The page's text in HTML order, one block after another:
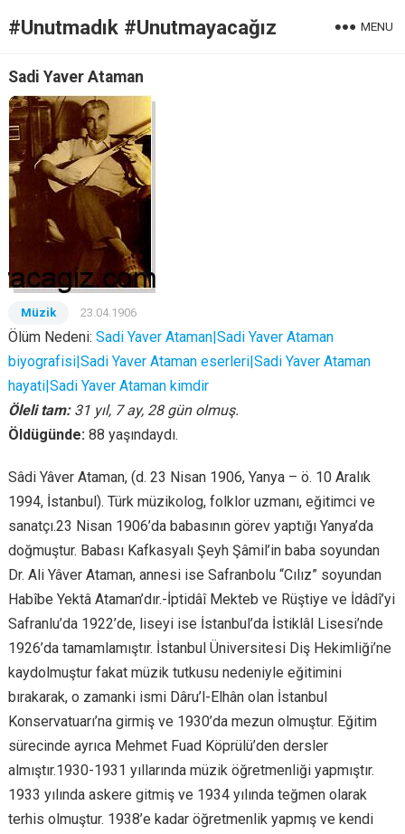
#Unutmadık #Unutmayacağız MENU
Sadi Yaver Ataman
Müzik 23.04.1906
Ölüm Nedeni: Sadi Yaver Ataman|Sadi Yaver Ataman
biyografisi|Sadi Yaver Ataman eserleri|Sadi Yaver Ataman
hayati|Sadi Yaver Ataman kimdir
Öleli tam: 31 yıl, 7 ay, 28 gün olmuş.
Öldügünde: 88 yaşındaydı.
Sâdi Yâver Ataman, (d. 23 Nisan 1906, Yanya – ö. 10 Aralık
1994, İstanbul). Türk müzikolog, folklor uzmanı, eğitimci ve
sanatçı.23 Nisan 1906’da babasının görev yaptığı Yanya’da
doğmuştur. Babası Kafkasyalı Şeyh Şâmil’in baba soyundan
Dr. Ali Yâver Ataman, annesi ise Safranbolu “Cılız” soyundan
Habîbe Yektâ Ataman’dır.-İptidâî Mekteb ve Rüştiye ve İdâdî’yi
Safranlu’da 1922’de, liseyi ise İstanbul’da İstiklâl Lisesi’nde
1926’da tamamlamıştır. İstanbul Üniversitesi Diş Hekimliği’ne
kaydolmuştur fakat müzik tutkusu nedeniyle eğitimini
bırakarak, o zamanki ismi Dâru’l-Elhân olan İstanbul
Konservatuarı’na girmiş ve 1930’da mezun olmuştur. Eğitim
sürecinde ayrıca Mehmet Fuad Köprülü’den dersler
almıştır.1930-1931 yıllarında müzik öğretmenliği yapmıştır.
1933 yılında askere gitmiş ve 1934 yılında teğmen olarak
terhis olmuştur. 1938’e kadar öğretmenlik yapmış ve kendi